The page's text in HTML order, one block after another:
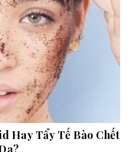
Hay Tẩy Tế Bào Chết